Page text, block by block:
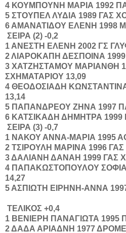
4 ΚΟΥΜΠΟΥΝΗ ΜΑΡΙΑ 1992
5 ΣΤΟΥΠΕΛ ΛΥΔΙΑ 1989 ΓΑΣ
6 ΑΜΑΝΑΤΙΔΟΥ ΕΛΕΝΗ 1998
ΣΕΙΡΑ (2) -0,2
1 ΑΝΕΣΤΗ ΕΛΕΝΗ 2002 ΓΣ
2ΛΙΑΡΟΚΑΠΗ ΔΕΣΠΟΙΝΑ 1999
3 ΧΑΤΖΗΣΤΑΜΟΥ ΜΑΡΙΑΝΘΗ
ΣΧΗΜΑΤΑΡΙΟΥ 13,09
4 ΘΕΟΔΟΣΙΑΔΗ
13,14
5 ΠΑΠΑΝΔΡΕΟΥ ΖΗΝΑ 1997
6 ΚΑΤΣΙΚΑΔΗ ΔΗΜΗΤΡΑ 1999
ΣΕΙΡΑ (3) -0,7
1 ΝΑΚΟΥ ΑΝΝΑ-ΜΑΡΙΑ 1995
2 ΤΣΙΡΟΥΛΗ ΜΑΡΙΝΑ 1996
3ΔΑΛΙΑΝΗ ΔΑΝΑΗ 1999 ΓΑΣ
4 ΠΑΠΑΚΩΣΤΟΠΟΥΛΟΥ ΣΟΦΙΑ
14,27
5 ΑΣΠΙΩΤΗ ΕΙΡΗΝΗ-ΑΝΝΑ
ΤΕΛΙΚΟΣ +0,4
1 ΒΕΝΙΕΡΗ ΠΑΝΑΓΙΩΤΑ 1995
2ΔΑΔΑ ΑΡΙΑΔΝΗ 1977